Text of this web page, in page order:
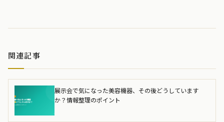
関連記事
展示会で気になった美容機器、その後どうしています
か？情報整理のポイント